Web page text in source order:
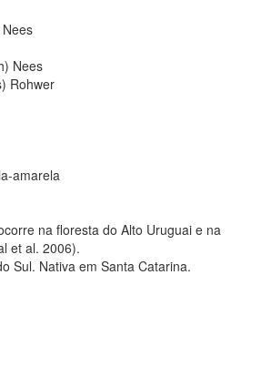
Nees
Nees
Rohwer
amarela
na floresta do Alto Uruguai e na
et al. 2006).
Sul. Nativa em Santa Catarina.